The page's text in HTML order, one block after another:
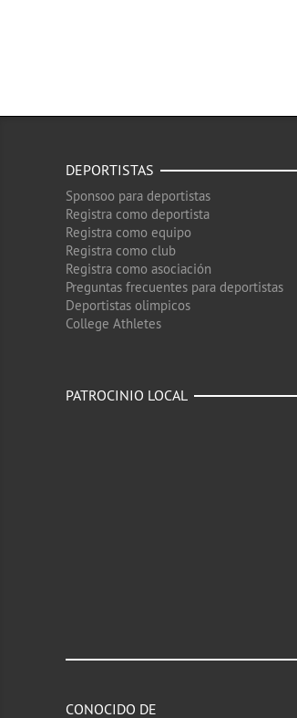
DEPORTISTAS
Sponsoo para deportistas
Registra como deportista
Registra como equipo
Registra como club
Registra como asociación
Preguntas frecuentes para deportistas
Deportistas olimpicos
College Athletes
PATROCINIO LOCAL
CONOCIDO DE